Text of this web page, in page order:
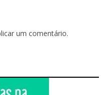
um comentário.